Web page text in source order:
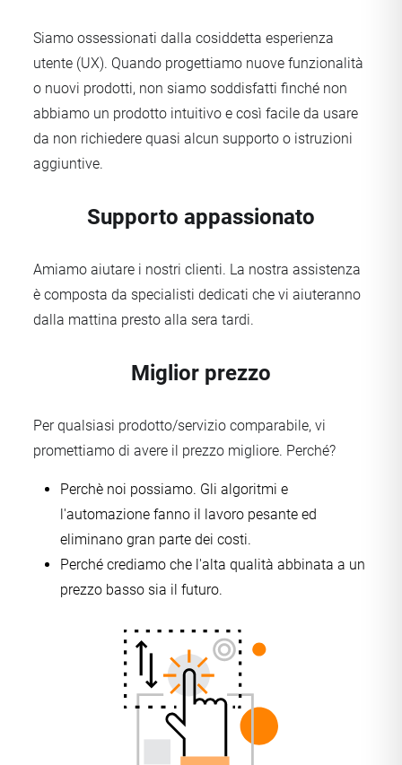
Siamo ossessionati dalla cosiddetta esperienza
utente (UX). Quando progettiamo nuove funzionalità
o nuovi prodotti, non siamo soddisfatti finché non
abbiamo un prodotto intuitivo e così facile da usare
da non richiedere quasi alcun supporto o istruzioni
aggiuntive.
Supporto appassionato
Amiamo aiutare i nostri clienti. La nostra assistenza
è composta da specialisti dedicati che vi aiuteranno
dalla mattina presto alla sera tardi.
Miglior prezzo
Per qualsiasi prodotto/servizio comparabile, vi
promettiamo di avere il prezzo migliore. Perché?
Perchè noi possiamo. Gli algoritmi e
l'automazione fanno il lavoro pesante ed
eliminano gran parte dei costi.
Perché crediamo che l'alta qualità abbinata a un
prezzo basso sia il futuro.